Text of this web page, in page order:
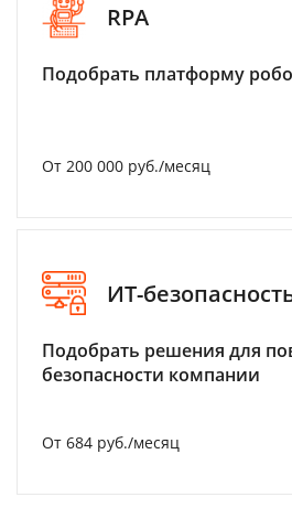
RPA
Подобрать платформу
От 200 000 руб./месяц
ИТ-
Подобрать решения для
безопасности компании
От 684 руб./месяц